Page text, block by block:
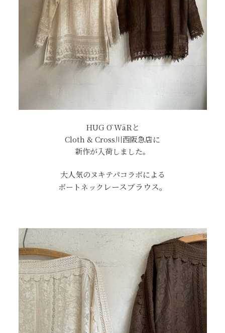
HUG Ō WäRと
Cloth & Cross川西阪急店に
新作が入荷しました。
大人気のヌキテパコラボによる
ボートネックレースブラウス。